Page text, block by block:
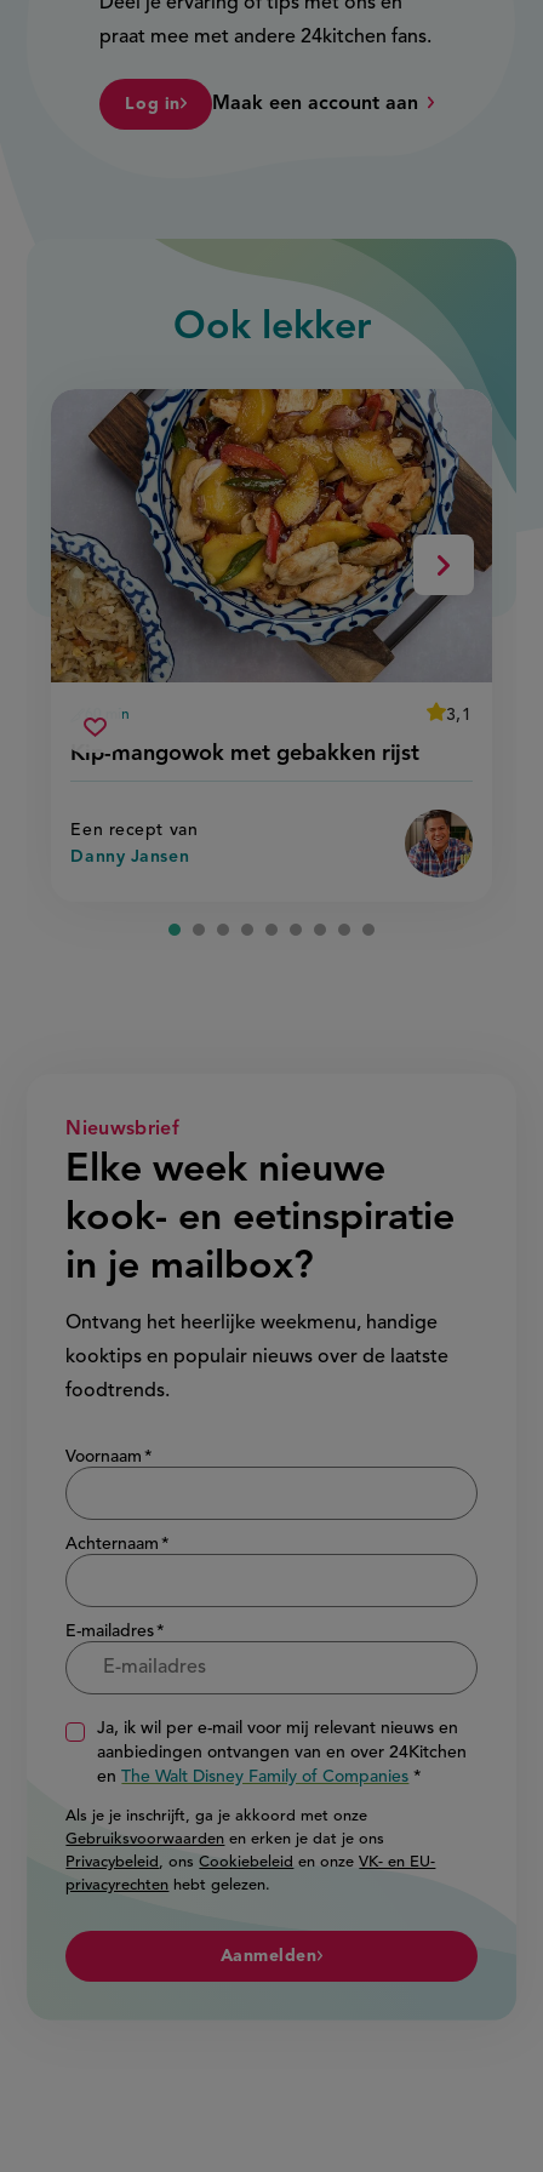
praat mee met andere 24kitchen fans.
Log in Maak een account aan
Ook lekker
Volgende
Kip-mangowok met gebakken rijst
voorbereidingstijd
60 min
average
3,1
Beoordeel
met
rijst'
Een recept van
Danny Jansen
Sla
recept
kip-
mangowok
met
rijst
Nieuwsbrief
Elke week nieuwe
kook- en eetinspiratie
in je mailbox?
Ontvang het heerlijke weekmenu, handige
kooktips en populair nieuws over de laatste
foodtrends.
Show/hide
Voornaam
Achternaam
E-mailadres
Ja, ik wil per e-mail voor mij relevant nieuws en
aanbiedingen ontvangen van en over 24Kitchen
enThe Walt Disney Family of Companies
Als je je inschrijft, ga je akkoord met onze
Gebruiksvoorwaarden en erken je dat je ons
Privacybeleid , onsCookiebeleid en onzeVK- en EU-
privacyrechten hebt gelezen.
Aanmelden